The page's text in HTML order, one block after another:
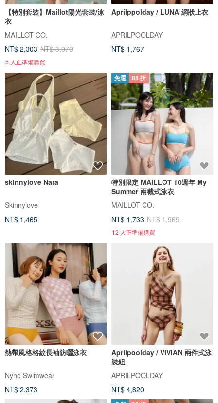
【特別套裝】Maillot陽光套裝/泳
衣
MAILLOT CO.
NT$ 2,303 NT$ 3,070
5 人正準備購買
Aprilppolday / LUNA 網狀上衣
APRILPOOLDAY
NT$ 1,767
skinnylove Nara
Skinnylove
NT$ 1,465
免運 88 折
特別限定 MAILLOT 10週年 My
Summer 兩截式泳衣
MAILLOT CO.
NT$ 1,733 NT$ 1,969
12 人正準備購買
熱帶風格格紋長袖防曬泳衣
Nyne Swimwear
NT$ 2,373
Aprilpoolday / VIVIAN 兩件式泳
裝組
APRILPOOLDAY
NT$ 4,820